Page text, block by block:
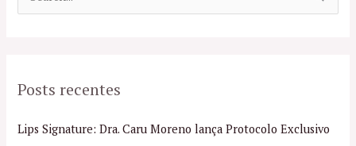
u
s
Posts recentes
Lips Signature: Dra. Caru Moreno lança Protocolo Exclusivo